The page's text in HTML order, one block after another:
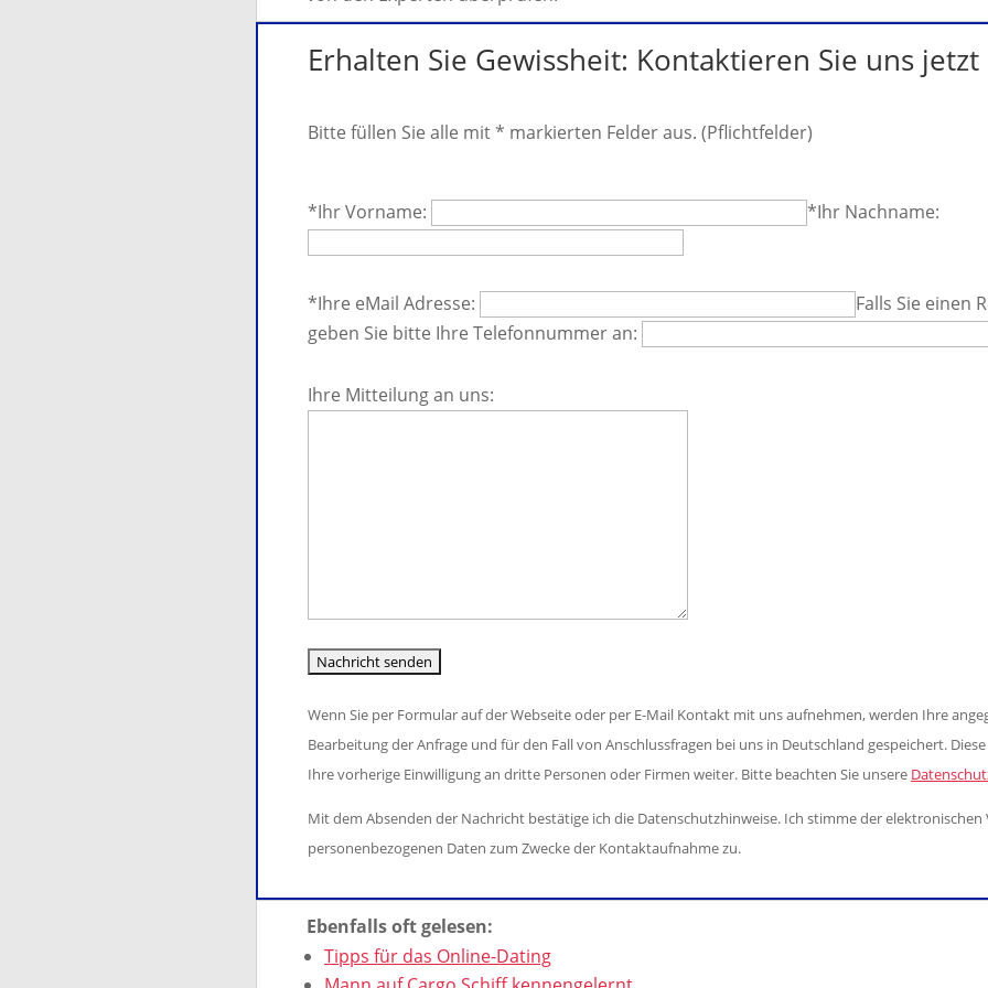
Erhalten Sie Gewissheit: Kontaktieren Sie uns jetzt
Bitte füllen Sie alle mit * markierten Felder aus. (Pflichtfelder)
i
e
l
s
s
s
F
l
d
l
.
*Ihr Vorname: *Ihr Nachname:
i
t
e
s
F
e
l
e
e
r
*Ihre eMail Adresse:
Falls Sie einen
geben Sie bitte Ihre Telefonnummer an:
i
d
e
s
e
s
F
l
d
l
Ihre Mitteilung an uns:
Wenn Sie per Formular auf der Webseite oder per E-Mail Kontakt mit uns aufnehmen, werden Ihre
Bearbeitung der Anfrage und für den Fall von Anschlussfragen bei uns in Deutschland gespeichert.
Ihre vorherige Einwilligung an dritte Personen oder Firmen weiter. Bitte beachten Sie unsere
Mit dem Absenden der Nachricht bestätige ich die Datenschutzhinweise. Ich stimme der
personenbezogenen Daten zum Zwecke der Kontaktaufnahme zu.
Ebenfalls oft gelesen:
Tipps für das Online-Dating